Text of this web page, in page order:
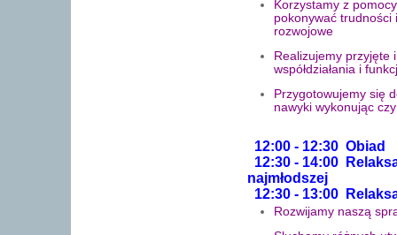
Korzystamy z
pokonywać trudności
rozwojowe
Realizujemy przyjęte
współdziałania i
Przygotowujemy się
nawyki wykonując
12:00 - 12:30 Obiad
12:30 - 14:00
najmłodszej
12:30 - 13:00
Rozwijamy naszą